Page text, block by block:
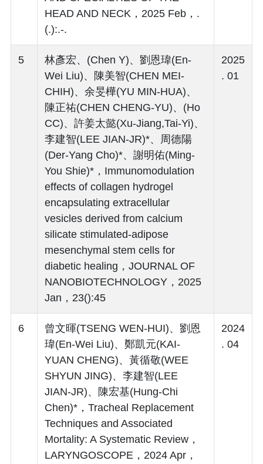
HEAD AND NECK，2025 Feb，.
(.):.-.
5
林彥宏、(Chen Y)、劉恩瑋(En-
Wei Liu)、陳美智(CHEN MEI-
CHIH)、余旻樺(YU MIN-HUA)、
陳正祐(CHEN CHENG-YU)、(Ho
CC)、許姜太懿(Xu-Jiang,Tai-Yi)、
李建智(LEE JIAN-JR)*、周德陽
(Der-Yang Cho)*、謝明佑(Ming-
You Shie)*，Immunomodulation
effects of collagen hydrogel
encapsulating extracellular
vesicles derived from calcium
silicate stimulated-adipose
mesenchymal stem cells for
diabetic healing，JOURNAL OF
NANOBIOTECHNOLOGY，2025
Jan，23():45
2025
. 01
6
曾文暉(TSENG WEN-HUI)、劉恩
瑋(En-Wei Liu)、鄭凱元(KAI-
YUAN CHENG)、黃循敬(WEE
SHYUN JING)、李建智(LEE
JIAN-JR)、陳宏基(Hung-Chi
Chen)*，Tracheal Replacement
Techniques and Associated
Mortality: A Systematic Review，
LARYNGOSCOPE，2024 Apr，
2024
. 04